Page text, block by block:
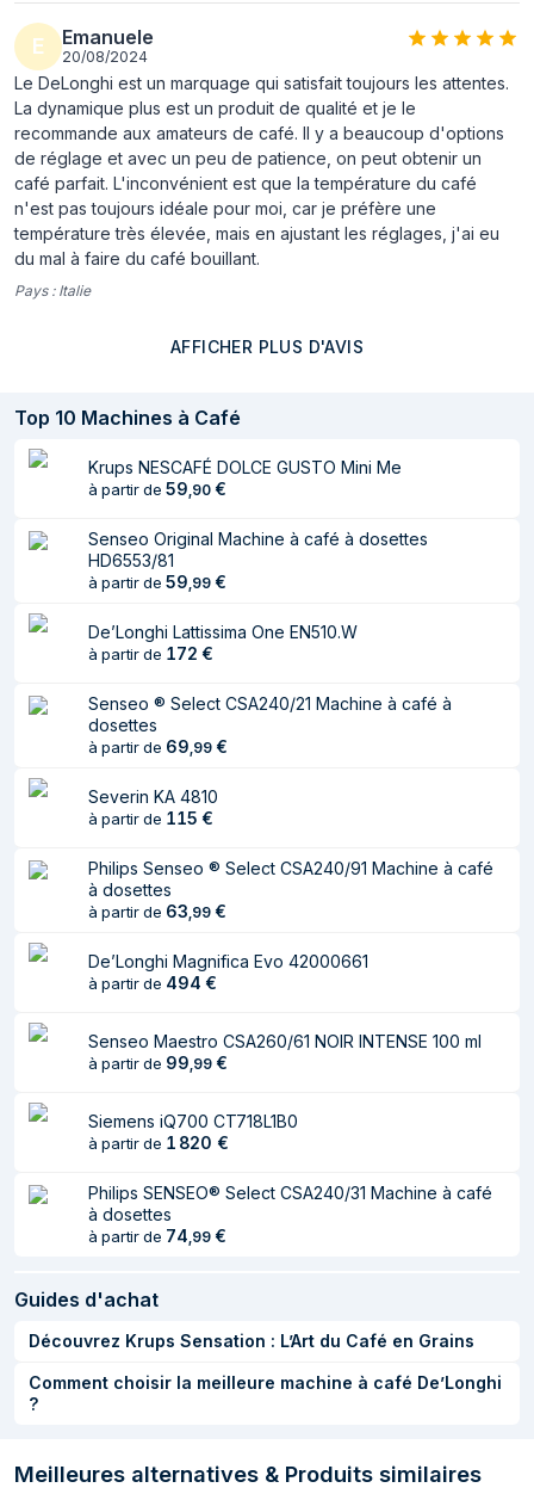
Pression maximum
Type de broyeur
Paramètres
réglables moulin
Oui
Nombre de
paramètres moulin
13
Capacité du
300 g
Type d'ajout de lait Automatique
Nombre de becs
Hauteur de verseur
Oui
Plage de hauteur
de verseur de café
réglable
Filtre à eau Oui
Programmable Oui
Parties lavables au
Oui
Contrôle d'arôme
Oui
Ergonomie
Couleur du produit
Type de
Tactile
Écran integré Oui
boîtier/corps
Type d'écran
Affichage couleur
Réservoir d'eau
Fonctions et programmes de cuisson
Fabrication
Oui
E Emanuele
20/08/2024
Le DeLonghi est un marquage qui satisfait toujours les attentes.
La dynamique plus est un produit de qualité et je le
recommande aux amateurs de café. Il y a beaucoup d'options
de réglage et avec un peu de patience, on peut obtenir un
café parfait. L'inconvénient est que la température du café
n'est pas toujours idéale pour moi, car je préfère une
température très élevée, mais en ajustant les réglages, j'ai eu
du mal à faire du café bouillant.
Pays : Italie
AFFICHER PLUS D'AVIS
Top 10 Machines à Café
Krups NESCAFÉ DOLCE GUSTO Mini Me
à partir de 59 90 €
Senseo Original Machine à café à dosettes
HD6553/81
à partir de 59 99 €
De’Longhi Lattissima One EN510.W
à partir de 172 €
Senseo ® Select CSA240/21 Machine à café à
dosettes
à partir de 69 99 €
Severin KA 4810
à partir de 115 €
Philips Senseo ® Select CSA240/91 Machine à café
à dosettes
à partir de 63 99 €
De’Longhi Magnifica Evo 42000661
à partir de 494 €
Senseo Maestro CSA260/61 NOIR INTENSE 100 ml
à partir de 99 99 €
Siemens iQ700 CT718L1B0
à partir de 1 820 €
Philips SENSEO® Select CSA240/31 Machine à café
à dosettes
à partir de 74 99 €
Guides d'achat
Découvrez Krups Sensation : L’Art du Café en Grains
Comment choisir la meilleure machine à café De’Longhi
?
Meilleures alternatives & Produits similaires